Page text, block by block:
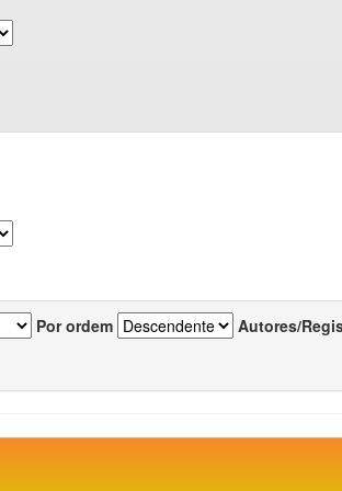
Por ordem Autores/